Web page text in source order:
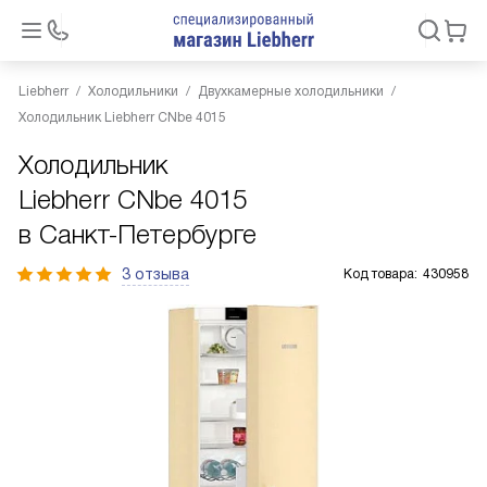
Liebherr Холодильники
Двухкамерные холодильники
Холодильник Liebherr CNbe 4015
Холодильник
Liebherr CNbe 4015
в Санкт-Петербурге
3 отзыва Код товара: 430958